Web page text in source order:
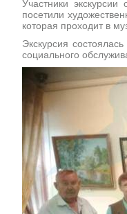
Участники
посетили
которая проходит в
Экскурсия
социального